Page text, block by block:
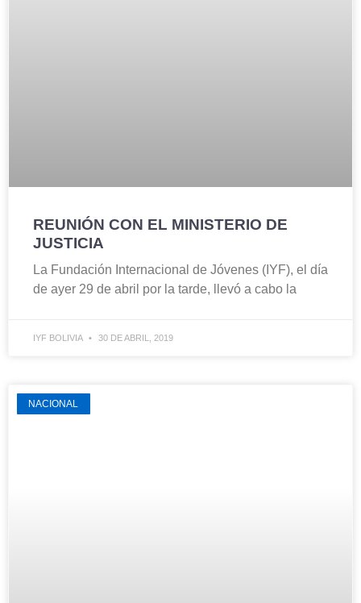
REUNIÓN CON EL MINISTERIO DE
JUSTICIA
La Fundación Internacional de Jóvenes (IYF), el día
de ayer 29 de abril por la tarde, llevó a cabo la
IYF BOLIVIA 30 DE ABRIL, 2019
NACIONAL